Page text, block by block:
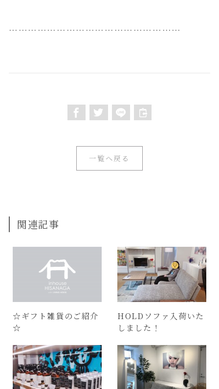
………………………………………………
一覧へ戻る
関連記事
☆ギフト雑貨のご紹介
☆
HOLDソファ入荷いた
しました！